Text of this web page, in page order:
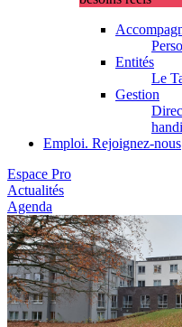
Entités
Le
Gestion
Emploi. Rejoignez-nous
Espace Pro
Actualités
Agenda